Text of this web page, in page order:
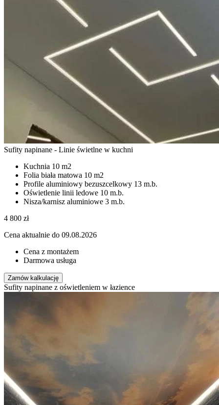
Sufity napinane - Linie świetlne w kuchni
Kuchnia 10 m2
Folia biała matowa 10 m2
Profile aluminiowy bezuszcelkowy 13 m.b.
Oświetlenie linii ledowe 10 m.b.
Nisza/karnisz aluminiowe 3 m.b.
4 800 zł
Cena aktualnie do 09.08.2026
Cena z montażem
Darmowa usługa
Zamów kalkulację
Sufity napinane z oświetleniem w łazience